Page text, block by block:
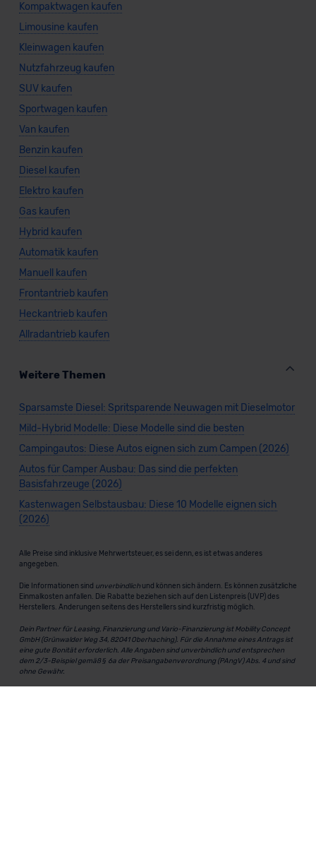
Kompaktwagen kaufen
Limousine kaufen
Kleinwagen kaufen
Nutzfahrzeug kaufen
SUV kaufen
Sportwagen kaufen
Van kaufen
Benzin kaufen
Diesel kaufen
Elektro kaufen
Gas kaufen
Hybrid kaufen
Automatik kaufen
Manuell kaufen
Frontantrieb kaufen
Heckantrieb kaufen
Allradantrieb kaufen
Weitere Themen
Sparsamste Diesel: Spritsparende Neuwagen mit Dieselmotor
Mild-Hybrid Modelle: Diese Modelle sind die besten
Campingautos: Diese Autos eignen sich zum Campen (2026)
Autos für Camper Ausbau: Das sind die perfekten
Basisfahrzeuge (2026)
Kastenwagen Selbstausbau: Diese 10 Modelle eignen sich
(2026)
Alle Preise sind inklusive Mehrwertsteuer, es sei denn, es ist etwas anderes
angegeben.
Die Informationen sind unverbindlichund können sich ändern. Es können zusätzliche
Einmalkosten anfallen. Die Rabatte beziehen sich auf den Listenpreis (UVP) des
Herstellers. Änderungen seitens des Herstellers sind kurzfristig möglich.
Dein Partner für Leasing, Finanzierung und Vario-Finanzierung ist Mobility Concept
GmbH (Grünwalder Weg 34, 82041 Oberhaching). Für die Annahme eines Antrags ist
eine gute Bonität erforderlich. Alle Angaben sind unverbindlich und entsprechen
dem 2/3-Beispiel gemäß § 6a der Preisangabenverordnung (PAngV) Abs. 4 und sind
ohne Gewähr.